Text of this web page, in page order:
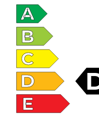
A
B
C
D
E